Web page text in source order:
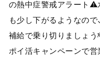
の熱中症警戒アラート⚠️
も少し下がるようなの
補給で乗り切りましょ
ポイ活キャンペーンで